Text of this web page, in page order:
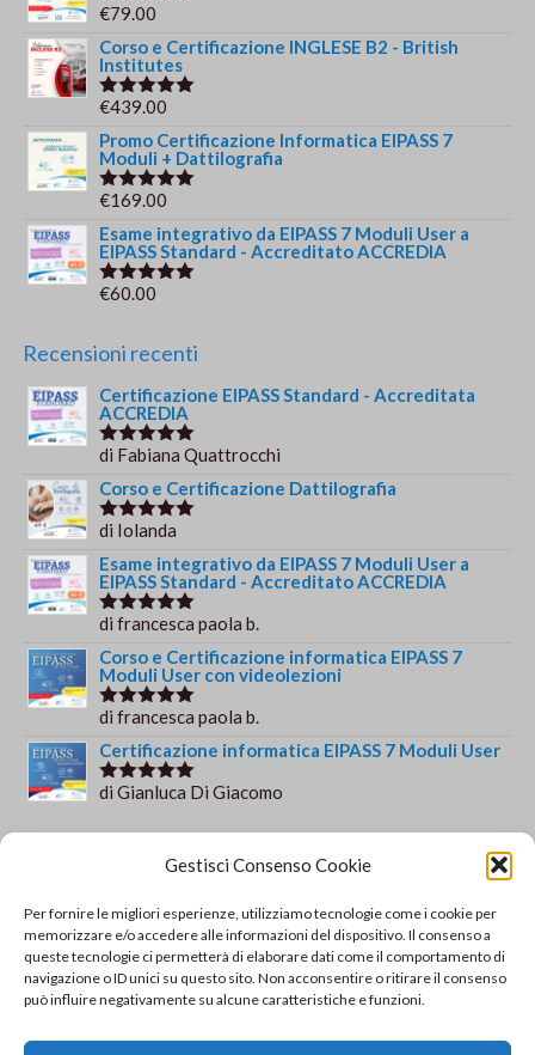
Gestisci Consenso Cookie
Per fornire le migliori esperienze, utilizziamo tecnologie come i cookie per
memorizzare e/o accedere alle informazioni del dispositivo. Il consenso a
queste tecnologie ci permetterà di elaborare dati come il comportamento di
navigazione o ID unici su questo sito. Non acconsentire o ritirare il consenso
può influire negativamente su alcune caratteristiche e funzioni.
€244.00.€179.00.
Valutato
€79.00
Corso e Certificazione INGLESE B2 - British
Institutes
Valutato
€439.00
Promo Certificazione Informatica EIPASS 7
Moduli + Dattilografia
Valutato
€169.00
Esame integrativo da EIPASS 7 Moduli User a
EIPASS Standard - Accreditato ACCREDIA
Valutato
€60.00
Recensioni recenti
Certificazione EIPASS Standard - Accreditata
ACCREDIA
Valutato5
di Fabiana Quattrocchi
Corso e Certificazione Dattilografia
Valutato5
di Iolanda
Esame integrativo da EIPASS 7 Moduli User a
EIPASS Standard - Accreditato ACCREDIA
Valutato5
di francesca paola b.
Corso e Certificazione informatica EIPASS 7
Moduli User con videolezioni
Valutato5
di francesca paola b.
Certificazione informatica EIPASS 7 Moduli User
Valutato5
di Gianluca Di Giacomo
84013 Cava de' Tirreni
+39 329 952 9244
info@solsisacademy.it
Lun-Ven: 09:30-18:30, Sab: 10:00-12:00
Pausa pranzo: 13:30-15:30